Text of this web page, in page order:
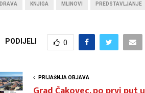
DRAVA KNJIGA MLINOVI PREDSTAVLJANJE
PODIJELI 0
PRIJAŠNJA OBJAVA